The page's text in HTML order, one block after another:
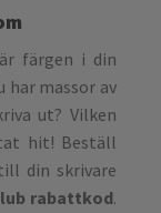
färgen i din
har massor av
ut? Vilken
hit! Beställ
din skrivare
rabattkod.